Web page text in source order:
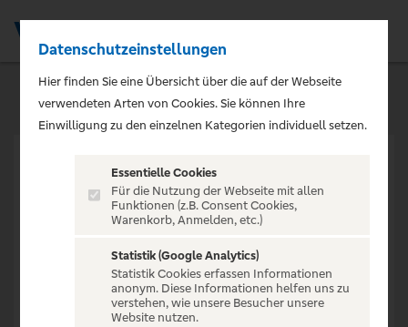
VERANSTALTUNG NICHT
GEFUNDEN
Datenschutzeinstellungen
Hier finden Sie eine Übersicht über die auf der Webseite
verwendeten Arten von Cookies. Sie können Ihre
Einwilligung zu den einzelnen Kategorien individuell setzen.
Essentielle Cookies
Für die Nutzung der Webseite mit allen
Funktionen (z.B. Consent Cookies,
Warenkorb, Anmelden, etc.)
Statistik (Google Analytics)
Statistik Cookies erfassen Informationen
anonym. Diese Informationen helfen uns zu
verstehen, wie unsere Besucher unsere
Website nutzen.